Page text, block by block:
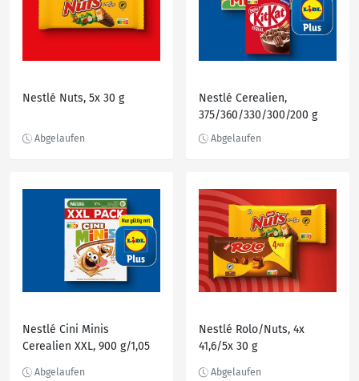
Nestlé Nuts, 5x 30 g
Nestlé Cerealien,
375/360/330/300/200 g
Nestlé Cini Minis
Cerealien XXL, 900 g/1,05
Nestlé Rolo/Nuts, 4x
41,6/5x 30 g